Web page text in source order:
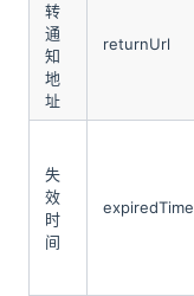
转
通
知
地
址
returnUrl
失
效
时
间
expiredTime